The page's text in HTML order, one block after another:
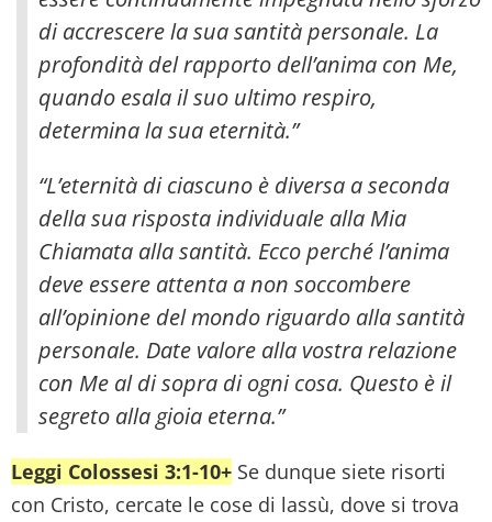
di accrescere la sua santità personale. La
profondità del rapporto dell’anima con Me,
quando esala il suo ultimo respiro,
determina la sua eternità.”
“L’eternità di ciascuno è diversa a seconda
della sua risposta individuale alla Mia
Chiamata alla santità. Ecco perché l’anima
deve essere attenta a non soccombere
all’opinione del mondo riguardo alla santità
personale. Date valore alla vostra relazione
con Me al di sopra di ogni cosa. Questo è il
segreto alla gioia eterna.”
Leggi Colossesi 3:1-10+ Se dunque siete risorti
con Cristo, cercate le cose di lassù, dove si trova